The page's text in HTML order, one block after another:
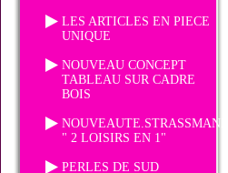
LES ARTICLES EN PIECE
UNIQUE
NOUVEAU CONCEPT
TABLEAU SUR CADRE
BOIS
NOUVEAUTE.STRASSMANIA
" 2 LOISIRS EN 1"
PERLES DE SUD